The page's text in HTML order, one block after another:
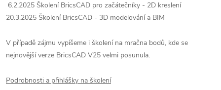
6.2.2025 Školení BricsCAD pro začátečníky - 2D kreslení
20.3.2025 Školení BricsCAD - 3D modelování a BIM
V případě zájmu vypíšeme i školení na mračna bodů, kde se
nejnovější verze BricsCAD V25 velmi posunula.
Podrobnosti a přihlášky na školení